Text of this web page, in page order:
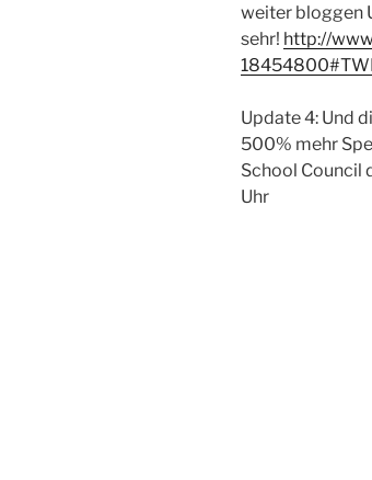
weiter bloggen
sehr! http://
Update 4: Und
500% mehr
School Council
Uhr